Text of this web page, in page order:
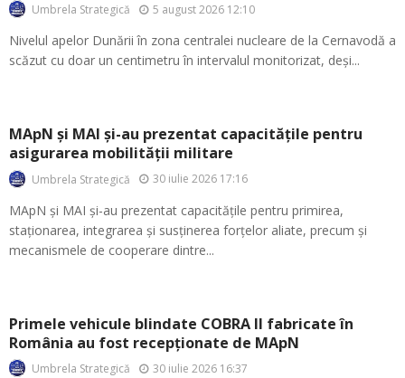
Umbrela Strategică 5 august 2026 12:10
Nivelul apelor Dunării în zona centralei nucleare de la Cernavodă a
scăzut cu doar un centimetru în intervalul monitorizat, deși...
MApN și MAI și-au prezentat capacitățile pentru
asigurarea mobilității militare
Umbrela Strategică 30 iulie 2026 17:16
MApN și MAI și-au prezentat capacitățile pentru primirea,
staționarea, integrarea și susținerea forțelor aliate, precum și
mecanismele de cooperare dintre...
Primele vehicule blindate COBRA II fabricate în
România au fost recepționate de MApN
Umbrela Strategică 30 iulie 2026 16:37